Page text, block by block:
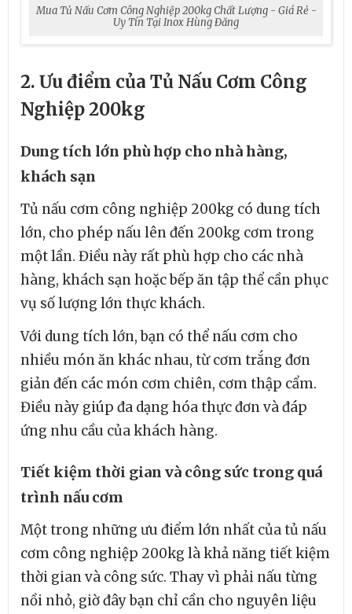
Mua Tủ Nấu Cơm Công Nghiệp 200kg Chất Lượng - Giá Rẻ -
Uy Tín Tại Inox Hùng Đăng
2. Ưu điểm của Tủ Nấu Cơm Công
Nghiệp 200kg
Dung tích lớn phù hợp cho nhà hàng,
khách sạn
Tủ nấu cơm công nghiệp 200kg có dung tích
lớn, cho phép nấu lên đến 200kg cơm trong
một lần. Điều này rất phù hợp cho các nhà
hàng, khách sạn hoặc bếp ăn tập thể cần phục
vụ số lượng lớn thực khách.
Với dung tích lớn, bạn có thể nấu cơm cho
nhiều món ăn khác nhau, từ cơm trắng đơn
giản đến các món cơm chiên, cơm thập cẩm.
Điều này giúp đa dạng hóa thực đơn và đáp
ứng nhu cầu của khách hàng.
Tiết kiệm thời gian và công sức trong quá
trình nấu cơm
Một trong những ưu điểm lớn nhất của tủ nấu
cơm công nghiệp 200kg là khả năng tiết kiệm
thời gian và công sức. Thay vì phải nấu từng
nồi nhỏ, giờ đây bạn chỉ cần cho nguyên liệu